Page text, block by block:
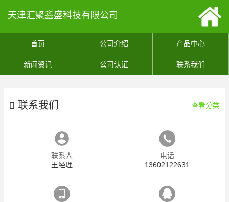
天津汇聚鑫盛科技有限公司
首页 公司介绍 产品中心
新闻资讯 公司认证 联系我们
联系我们 查看分类
联系人
王经理
电话
13602122631